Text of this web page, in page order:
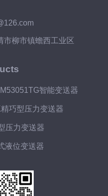
市柳市镇蟾西工业区
智能变送器
巧型压力变送器
压力变送器
液位变送器